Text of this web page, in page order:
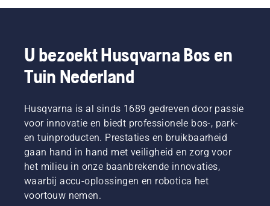
voor
meer
draagcomfort
vermoeidheid
tijdens
het
gebruik,
waardoor
u langer
kunt
werken
de motor
aan het
startkoord
tot de
start.
slot gas
om de
motor
op
toeren te
brengen.
beschikbaar
voldoen.
biedt
mogelijkheden:
installatie
via
satelliettechnologie
of
installatie
met
fysieke
door
te
activeer
en trek
aan het
startkoord
totdat
de motor
aanslaat.
Zet de
choke
terug
U bezoekt Husqvarna Bos en
Tuin Nederland
Husqvarna is al sinds 1689 gedreven door passie
voor innovatie en biedt professionele bos-, park-
en tuinproducten. Prestaties en bruikbaarheid
gaan hand in hand met veiligheid en zorg voor
het milieu in onze baanbrekende innovaties,
waarbij accu-oplossingen en robotica het
voortouw nemen.